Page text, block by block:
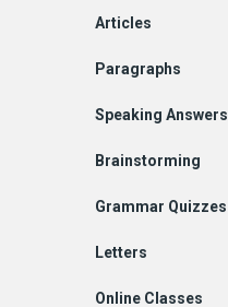
Articles
Paragraphs
Speaking Answers
Brainstorming
Grammar Quizzes
Letters
Online Classes